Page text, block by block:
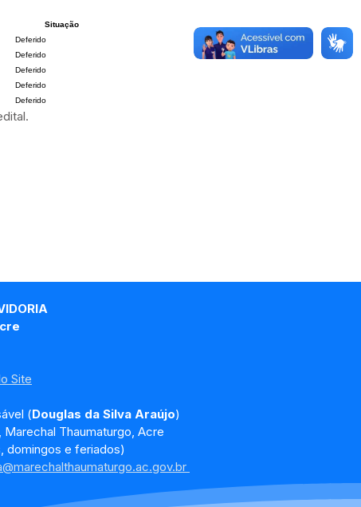
Situação
Deferido
Deferido
Deferido
Deferido
Deferido
Site
(Douglas da Silva Araújo)
Marechal Thaumaturgo, Acre
domingos e feriados)